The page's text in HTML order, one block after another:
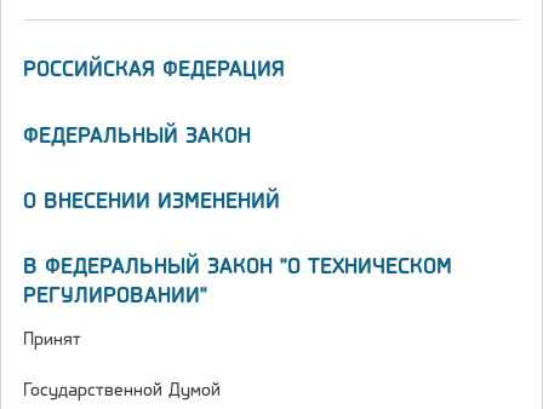
РОССИЙСКАЯ ФЕДЕРАЦИЯ
ФЕДЕРАЛЬНЫЙ ЗАКОН
О ВНЕСЕНИИ ИЗМЕНЕНИЙ
В ФЕДЕРАЛЬНЫЙ ЗАКОН "О ТЕХНИЧЕСКОМ
РЕГУЛИРОВАНИИ"
Принят
Государственной Думой